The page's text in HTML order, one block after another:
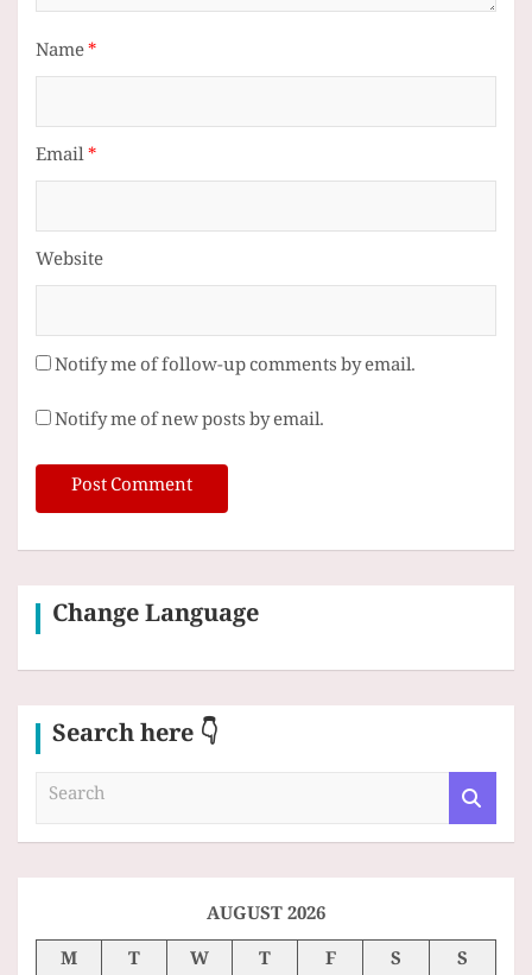
Name*
Email*
Website
Notify me of follow-up comments by email.
Notify me of new posts by email.
Change Language
Search here 👇
a
AUGUST 2026
M
T W T F S S